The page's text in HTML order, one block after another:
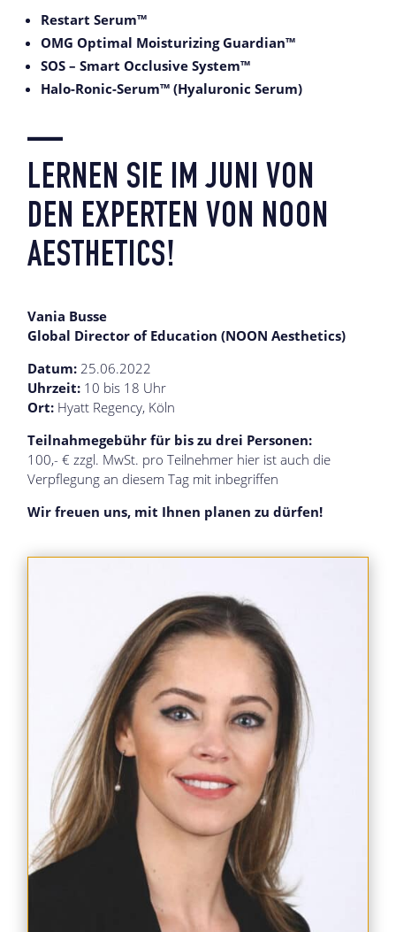
Restart Serum™
OMG Optimal Moisturizing Guardian™
SOS – Smart Occlusive System™
Halo-Ronic-Serum™ (Hyaluronic Serum)
—
LERNEN SIE IM JUNI VON
DEN EXPERTEN VON NOON
AESTHETICS!
Vania Busse
Global Director of Education (NOON Aesthetics)
Datum: 25.06.2022
Uhrzeit: 10 bis 18 Uhr
Ort: Hyatt Regency, Köln
Teilnahmegebühr für bis zu drei Personen:
100,- € zzgl. MwSt. pro Teilnehmer hier ist auch die
Verpflegung an diesem Tag mit inbegriffen
Wir freuen uns, mit Ihnen planen zu dürfen!